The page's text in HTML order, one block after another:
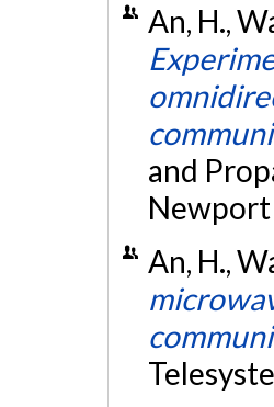
An, H.,
and
Newport
An, H.,